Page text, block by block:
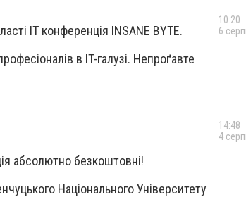
IT конференція INSANE BYTE.
в IT-галузі. Непроґавте
абсолютно безкоштовні!
Національного Університету
10:20
6
14:48
4